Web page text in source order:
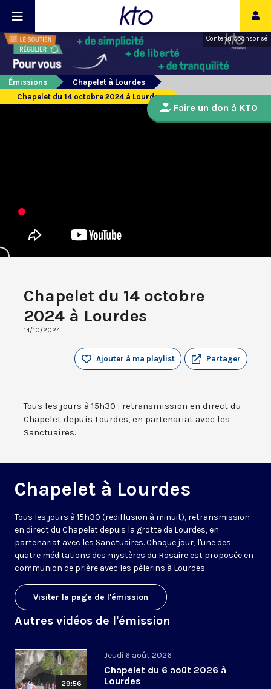
Contenu sponsorisé
Émissions
Chapelet à Lourdes
Chapelet du 14 octobre 2024 à Lourdes
Chapelet du 14 octobre
2024 à Lourdes
14/10/2024
Partager
Ajouter à ma playlist
Tous les jours à 15h30 : retransmission en direct du
Chapelet depuis Lourdes, en partenariat avec les
Sanctuaires.
Chapelet à Lourdes
Tous les jours à 15h30 (rediffusion à minuit), retransmission
en direct du Chapelet depuis la grotte de Lourdes, en
partenariat avec les Sanctuaires. Chaque jour, l'une des
quatre méditations des mystères du Rosaire est proposée en
communion de prière avec les pèlerins à Lourdes.
Visiter la page de l'émission
Autres vidéos de l'émission
29:56
Jeudi 6 août 2026
Chapelet du 6 août 2026 à
Lourdes
Faire un don à KTO